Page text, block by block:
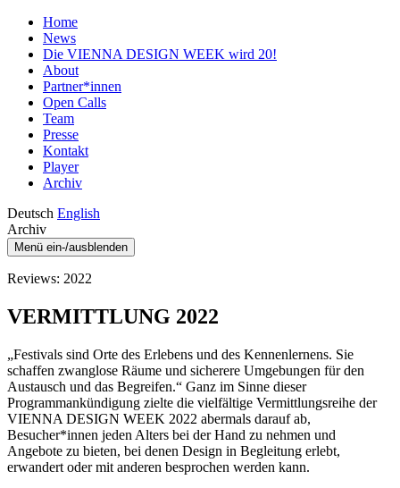
Home
News
Die VIENNA DESIGN WEEK wird 20!
About
Partner*innen
Open Calls
Team
Presse
Kontakt
Player
Archiv
Deutsch English
Archiv
Menü ein-/ausblenden
Reviews: 2022
VERMITTLUNG 2022
„Festivals sind Orte des Erlebens und des Kennenlernens. Sie
schaffen zwanglose Räume und sicherere Umgebungen für den
Austausch und das Begreifen.“ Ganz im Sinne dieser
Programmankündigung zielte die vielfältige Vermittlungsreihe der
VIENNA DESIGN WEEK 2022 abermals darauf ab,
Besucher*innen jeden Alters bei der Hand zu nehmen und
Angebote zu bieten, bei denen Design in Begleitung erlebt,
erwandert oder mit anderen besprochen werden kann.